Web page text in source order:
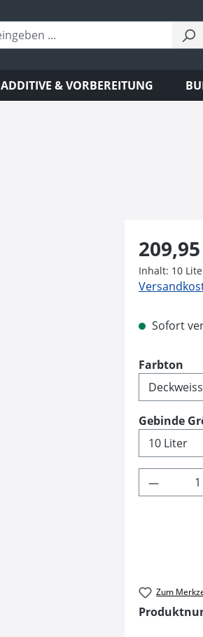
ADDITIVE & VORBEREITUNG
Regulärer
Inhalt: 10
Sofort
Farbton
Gebinde
Zum